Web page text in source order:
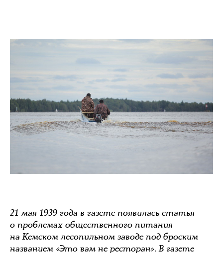
21 мая 1939 года в газете появилась статья
о проблемах общественного питания
на Кемском лесопильном заводе под броским
названием «Это вам не ресторан». В газете